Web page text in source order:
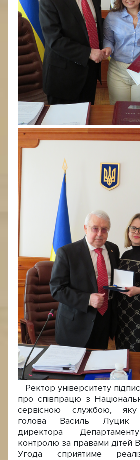
Ректор університету
про співпрацю з
сервісною службою, яку
голова Василь Луцик
директора
контролю за правами дітей
Угода сприятиме